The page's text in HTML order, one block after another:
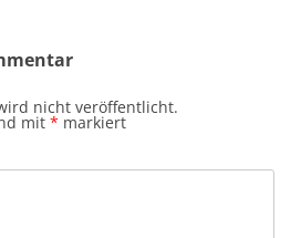
nicht veröffentlicht.
mit * markiert